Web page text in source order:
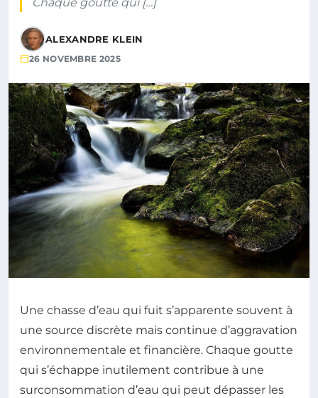
ALEXANDRE KLEIN
26 NOVEMBRE 2025
Une chasse d’eau qui fuit s’apparente souvent à
une source discrète mais continue d’aggravation
environnementale et financière. Chaque goutte
qui s’échappe inutilement contribue à une
surconsommation d’eau qui peut dépasser les